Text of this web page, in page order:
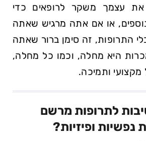
עצמך ‍משקר לרופאים כדי
או אם אתה מרגיש שאתה
התרופות, זה סימן ברור שאתה
היא‌ מחלה, וכמו כל מחלה,
מקצועי ותמיכה.
לתרופות ‍מרשם‍
נפשיות ופיזיות?